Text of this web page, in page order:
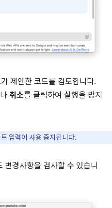
제안한 코드를 검토합니다.
취소를 클릭하여 실행을 방지
입력이 사용 중지됩니다.
변경사항을 검사할 수 있습니